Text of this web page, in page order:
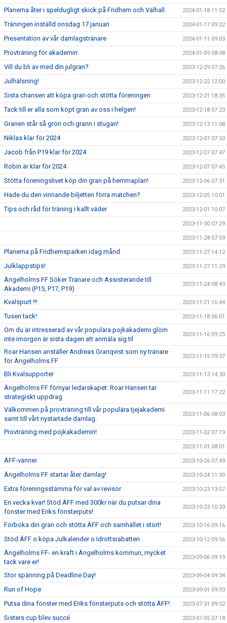
Planerna åter i speldugligt skick på Fridhem och Valhall. 2024-01-18 11:52
Träningen inställd onsdag 17 januari 2024-01-17 09:22
Presentation av vår damlagstränare 2024-01-11 09:03
Provträning för akademin 2024-01-09 08:08
Vill du bli av med din julgran? 2023-12-29 07:26
Julhälsning! 2023-12-22 12:00
Sista chansen att köpa gran och stötta föreningen 2023-12-21 18:35
Tack till er alla som köpt gran av oss i helgen! 2023-12-18 07:23
Granen står så grön och grann i stugan! 2023-12-13 11:08
Niklas klar för 2024 2023-12-07 07:50
Jacob från P19 klar för 2024 2023-12-07 07:47
Robin är klar för 2024 2023-12-07 07:45
Stötta föreningslivet köp din gran på hemmaplan! 2023-12-06 07:31
Hade du den vinnande biljetten förra matchen? 2023-12-05 10:01
Tips och råd för träning i kallt väder 2023-12-01 10:07
2023-11-30 07:29
2023-11-28 07:59
Planerna på Fridhemsparken idag månd 2023-11-27 14:12
Julklappstips! 2023-11-27 11:29
Ängelholms FF Söker Tränare och Assisterande till
Akademi (P15, P17, P19)
2023-11-24 08:49
Kvalspurt !!! 2023-11-21 16:44
Tusen tack! 2023-11-18 06:01
Om du är intresserad av vår populära pojkakademi glöm
inte imorgon är sista dagen att anmäla sig til
2023-11-16 09:25
Roar Hansen anställer Andreas Granqvist som ny tränare
för Ängelholms FF
2023-11-15 09:37
Bli Kvalsupporter 2023-11-13 14:30
Ängelholms FF förnyar ledarskapet: Roar Hansen tar
strategiskt uppdrag
2023-11-11 17:22
Välkommen på provträning till vår populära tjejakademi
samt till vårt nystartade damlag.
2023-11-06 08:03
Provträning med pojkakademin! 2023-11-02 07:19
2023-11-01 08:01
ÄFF-vänner 2023-10-26 07:49
Ängelholms FF startar åter damlag! 2023-10-24 11:30
Extra föreningsstämma för val av revisor 2023-10-23 13:57
En vecka kvar! Stöd ÄFF med 300kr när du putsar dina
fönster med Eriks fönsterputs!
2023-10-23 10:33
Förboka din gran och stötta ÄFF och samhället i stort! 2023-10-16 09:16
Stöd ÄFF o köpa Julkalender o Idrottsrabatten 2023-10-12 09:56
Ängelholms FF- en kraft i Ängelholms kommun, mycket
tack vare er!
2023-09-06 09:19
Stor spänning på Deadline Day! 2023-09-04 09:34
Run of Hope 2023-09-01 09:33
Putsa dina fönster med Eriks fönsterputs och stötta ÄFF! 2023-07-31 09:52
Sisters cup blev succé 2023-07-05 07:18